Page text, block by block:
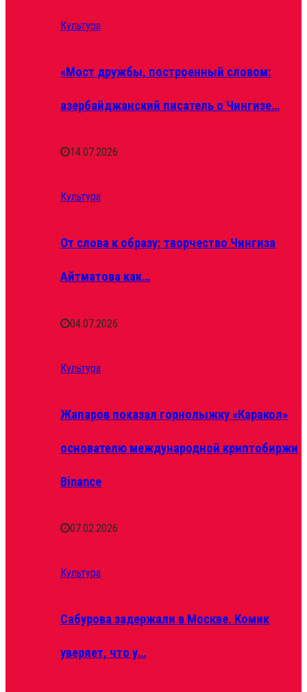
Культура
«Мост дружбы, построенный словом:
азербайджанский писатель о Чингизе…
14.07.2026
Культура
От слова к образу: творчество Чингиза
Айтматова как…
04.07.2026
Культура
Жапаров показал горнолыжку «Каракол»
основателю международной криптобиржи
Binance
07.02.2026
Культура
Сабурова задержали в Москве. Комик
уверяет, что у…